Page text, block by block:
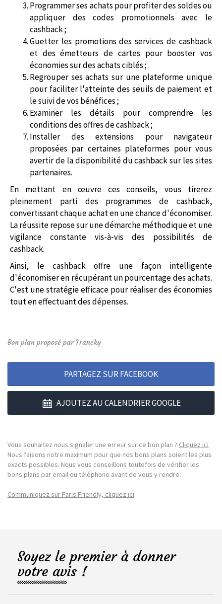
Programmer ses achats pour profiter des soldes ou
appliquer des codes promotionnels avec le
cashback ;
Guetter les promotions des services de cashback
et des émetteurs de cartes pour booster vos
économies sur des achats ciblés ;
Regrouper ses achats sur une plateforme unique
pour faciliter l'atteinte des seuils de paiement et
le suivi de vos bénéfices ;
Examiner les détails pour comprendre les
conditions des offres de cashback ;
Installer des extensions pour navigateur
proposées par certaines plateformes pour vous
avertir de la disponibilité du cashback sur les sites
partenaires.
En mettant en œuvre ces conseils, vous tirerez
pleinement parti des programmes de cashback,
convertissant chaque achat en une chance d'économiser.
La réussite repose sur une démarche méthodique et une
vigilance constante vis-à-vis des possibilités de
cashback.
Ainsi, le cashback offre une façon intelligente
d'économiser en récupérant un pourcentage des achats.
C'est une stratégie efficace pour réaliser des économies
tout en effectuant des dépenses.
Bon plan proposé par Francky
PARTAGEZ SUR FACEBOOK
AJOUTEZ AU CALENDRIER GOOGLE
Vous souhaitez nous signaler une erreur sur ce bon plan ? Cliquez ici
Nous faisons notre maximum pour que nos bons plans soient les plus
exacts possibles. Nous vous conseillons toutefois de vérifier les
bons plans par email ou téléphone avant de vous y rendre.
Communiquez sur Paris Friendly, cliquez ici
Soyez le premier à donner
votre avis !